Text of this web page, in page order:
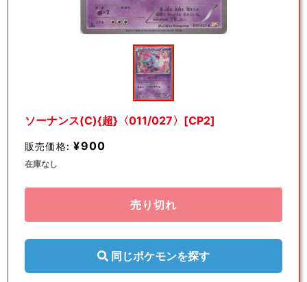
(1)
を
く
ソーナンス(C){超}〈011/027〉[CP2]
販売価格: ¥900
在庫なし
売り切れ
同じポケモンを探す